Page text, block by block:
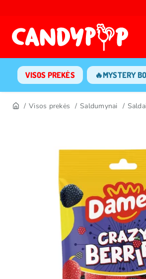
VISOS PREKĖS 🔥MYSTERY
Visos prekės Saldumynai